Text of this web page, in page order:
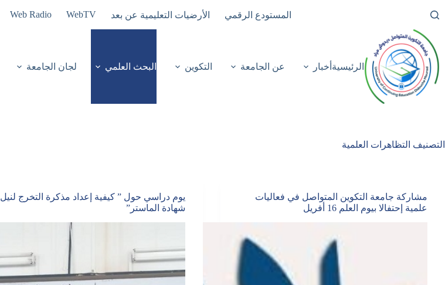
إلى
المحتوى
المستودع الرقمي الأرضيات التعليمية عن بعد WebTV
Web Radio
الرئيسية أخبار عن الجامعة التكوين البحث العلمي لجان الجامعة
التصنيف التظاهرات العلمية
مشاركة جامعة التكوين المتواصل في فعاليات
علمية إحتفالا بيوم العلم 16 أفريل
يوم دراسي حول ” كيفية إعداد مذكرة التخرج لنيل
شهادة الماستر”